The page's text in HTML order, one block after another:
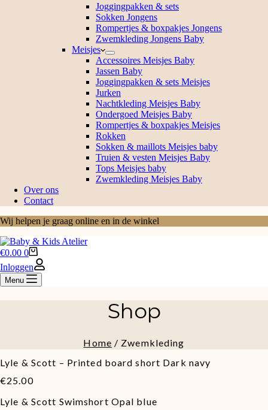
Joggingpakken & sets
Sokken Jongens
Rompertjes & boxpakjes Jongens
Zwemkleding Jongens Baby
Meisjes
Accessoires Meisjes Baby
Jassen Baby
Joggingpakken & sets Meisjes
Jurken
Nachtkleding Meisjes Baby
Ondergoed Meisjes Baby
Rompertjes & boxpakjes Meisjes
Rokken
Sokken & maillots Meisjes baby
Truien & vesten Meisjes Baby
Tops Meisjes baby
Zwemkleding Meisjes Baby
Over ons
Contact
Wij helpen je graag online en in de winkel
Winkelwagen
€0.00 0
Inloggen
Menu
Shop
Home / Zwemkleding
Lyle & Scott – Printed board short Dark navy
€25.00
Lyle & Scott Swimshort Opal blue